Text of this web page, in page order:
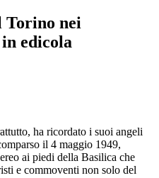
Torino nei
edicola
ha ricordato i suoi angeli
il 4 maggio 1949,
ai piedi della Basilica che
e commoventi non solo del